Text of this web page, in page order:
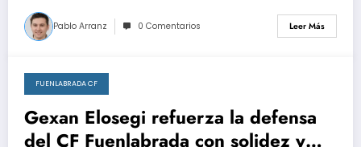
Pablo Arranz 0 Comentarios Leer Más
marzo 3, 2026
FUENLABRADA CF
Gexan Elosegi refuerza la defensa
del CF Fuenlabrada con solidez y